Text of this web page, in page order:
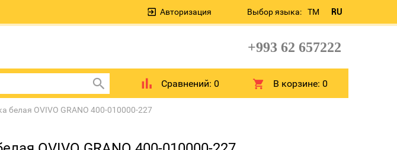
Выбор языка: TM RU
Авторизация
+993 62 657222
Сравнений: 0 В корзине:0
белая OVIVO GRANO 400-010000-227